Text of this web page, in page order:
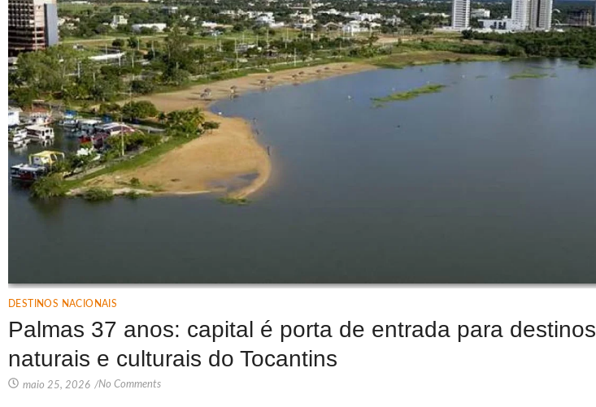
DESTINOS NACIONAIS
Palmas 37 anos: capital é porta de entrada para destinos
naturais e culturais do Tocantins
maio 25, 2026 /No Comments